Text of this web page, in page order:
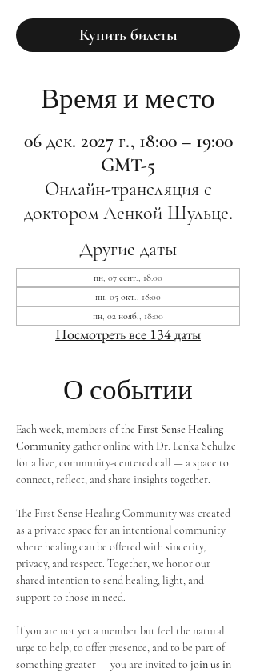
Купить билеты
Время и место
06 дек. 2027 г., 18:00 – 19:00
GMT-5
Онлайн-трансляция с
доктором Ленкой Шульце.
Другие даты
пн, 07 сент., 18:00
пн, 05 окт., 18:00
пн, 02 нояб., 18:00
Посмотреть все 134 даты
О событии
Each week, members of the First Sense Healing
Community gather online with Dr. Lenka Schulze
for a live, community-centered call — a space to
connect, reflect, and share insights together.
The First Sense Healing Community was created
as a private space for an intentional community
where healing can be offered with sincerity,
privacy, and respect. Together, we honor our
shared intention to send healing, light, and
support to those in need.
If you are not yet a member but feel the natural
urge to help, to offer presence, and to be part of
something greater — you are invited to join us in